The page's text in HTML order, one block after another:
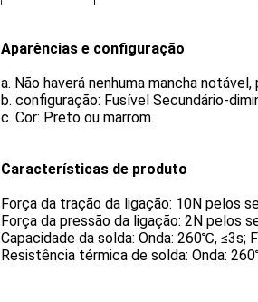
Aparências e configuração
a. Não haverá nenhuma mancha
b. configuração: Fusível Secundário-
c. Cor: Preto ou marrom.
Características de produto
Força da tração da ligação: 10N pelos
Força da pressão da ligação: 2N pelos
Capacidade da solda: Onda: 260℃, ≤3s;
Resistência térmica de solda: Onda: